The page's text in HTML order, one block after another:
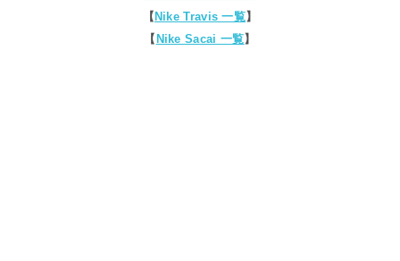
【Nike Travis 一覧】
【Nike Sacai 一覧】